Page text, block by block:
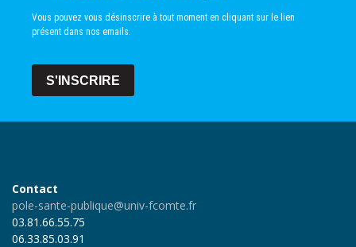
Vous pouvez vous désinscrire à tout moment en cliquant sur le lien
présent dans nos emails.
S'INSCRIRE
Contact
pole-sante-publique@univ-fcomte.fr
03.81.66.55.75
06.33.85.03.91